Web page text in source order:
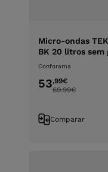
Micro-ondas
BK 20 litros sem
Conforama
53,99€
69.99€
Comparar